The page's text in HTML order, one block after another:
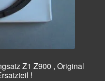
Z1 Z900 , Original
!